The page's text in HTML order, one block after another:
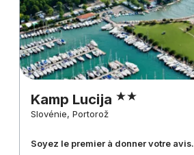
Kamp Lucija
Slovénie, Portorož
Soyez le premier à donner votre avis.